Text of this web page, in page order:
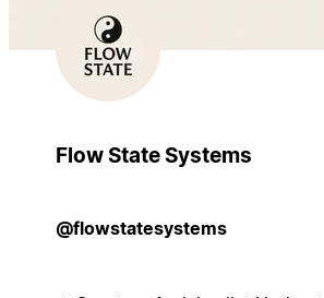
Flow State Systems
@flowstatesystems